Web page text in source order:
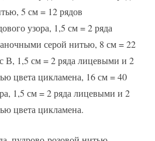
5 см = 12 рядов
узора, 1,5 см = 2 ряда
серой нитью, 8 см = 22
В, 1,5 см = 2 ряда лицевыми и 2
цвета цикламена, 16 см = 40
1,5 см = 2 ряда лицевыми и 2
цвета цикламена.